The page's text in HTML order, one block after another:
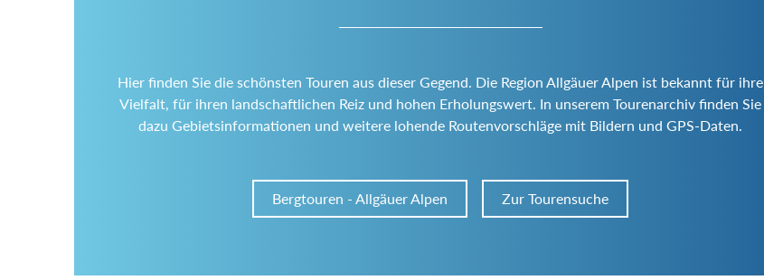
Hier finden Sie die schönsten Touren aus dieser Gegend. Die Region Allgäuer Alpen ist bekannt für ihre
Vielfalt, für ihren landschaftlichen Reiz und hohen Erholungswert. In unserem Tourenarchiv finden Sie
dazu Gebietsinformationen und weitere lohende Routenvorschläge mit Bildern und GPS-Daten.
Bergtouren - Allgäuer Alpen Zur Tourensuche